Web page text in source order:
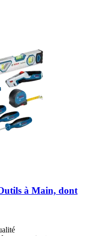
à Main, dont